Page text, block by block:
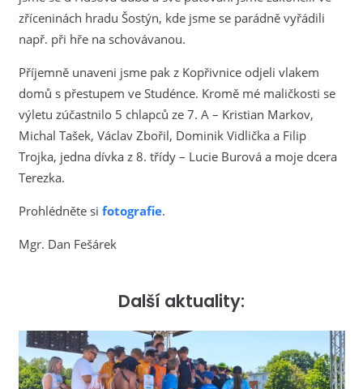
zříceninách hradu Šostýn, kde jsme se parádně vyřádili
např. při hře na schovávanou.
Příjemně unaveni jsme pak z Kopřivnice odjeli vlakem
domů s přestupem ve Studénce. Kromě mé maličkosti se
výletu zúčastnilo 5 chlapců ze 7. A – Kristian Markov,
Michal Tašek, Václav Zbořil, Dominik Vidlička a Filip
Trojka, jedna dívka z 8. třídy – Lucie Burová a moje dcera
Terezka.
Prohlédněte si fotografie.
Mgr. Dan Fešárek
Další aktuality: